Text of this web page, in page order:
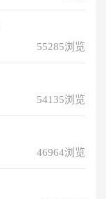
55285浏览
54135浏览
46964浏览